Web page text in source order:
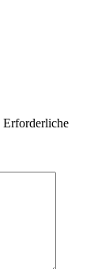
Erforderliche